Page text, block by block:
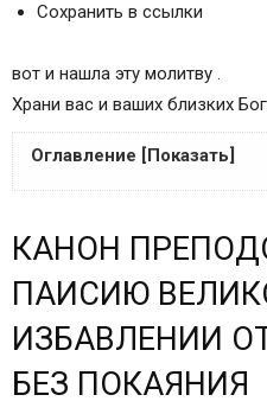
Сохранить в ссылки
вот и нашла эту молитву .
Храни вас и ваших близких Бог
Оглавление [Показать]
ОБ ИЗБАВЛЕНИИ ОТ МУК
ПОКАЯНИЯ
Напутствие христианина
заупокойные молитвы
Тропарь, глас 2-й
Канон преподобному
КАНОН
ПАИСИЮ
ИЗБАВЛЕНИИ
БЕЗ ПОКАЯНИЯ